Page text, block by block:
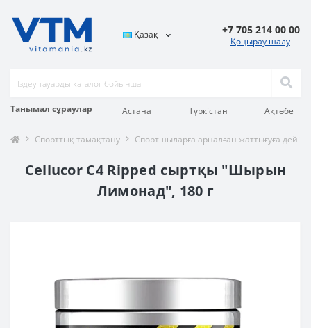
Танымал сұраулар Астана Түркістан Ақтөбе
Қазақ +7 705 214 00 00
Қоңырау шалу
Спорттық тамақтану Спортшыларға арналған жаттығуға
Cellucor C4 Ripped сыртқы "Шырын
Лимонад", 180 г